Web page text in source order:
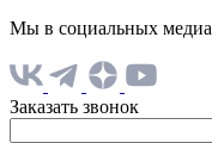
Мы в социальных медиа
Заказать звонок